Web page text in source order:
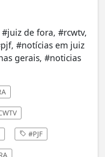
de fora, #rcwtv,
#notícias em juiz
gerais, #noticias
#PJF